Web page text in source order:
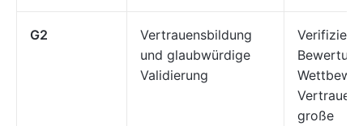
G2
Vertrauensbildung
und glaubwürdige
Validierung
große